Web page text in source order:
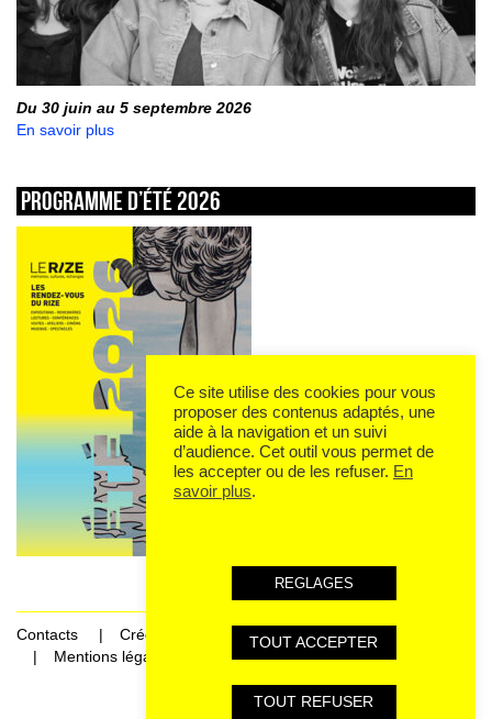
Du 30 juin au 5 septembre 2026
En savoir plus
Programme d’été 2026
Contacts
Crédits
Mentions légales et données personnelles
Ce site utilise des cookies pour vous
proposer des contenus adaptés, une
aide à la navigation et un suivi
d’audience. Cet outil vous permet de
les accepter ou de les refuser. En
savoir plus.
REGLAGES
TOUT ACCEPTER
TOUT REFUSER